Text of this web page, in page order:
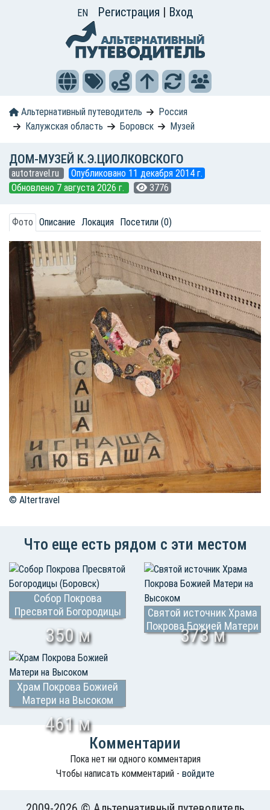
EN Регистрация | Вход
Альтернативный путеводитель
Россия
Калужская область
Боровск Музей
ДОМ-МУЗЕЙ К.Э.ЦИОЛКОВСКОГО
autotravel.ru
Опубликовано 11 декабря 2014 г.
Обновлено 7 августа 2026 г.
3776
Фото Описание Локация Посетили (0)
© Altertravel
Что еще есть рядом с эти местом
Собор Покрова
Пресвятой Богородицы
350 м
Святой источник Храма
Покрова Божией Матери
на Высоком
373 м
Храм Покрова Божией
Матери на Высоком
461 м
Комментарии
Пока нет ни одного комментария
Чтобы написать комментарий - войдите